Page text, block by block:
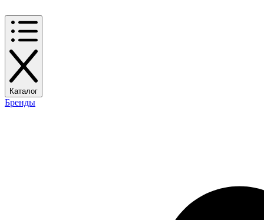
Каталог
Бренды